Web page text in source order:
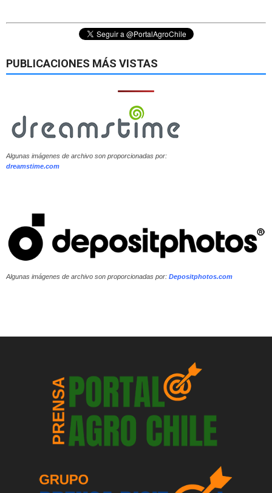
PUBLICACIONES MÁS VISTAS
Algunas imágenes de archivo son proporcionadas por:
dreamstime.com
Algunas imágenes de archivo son proporcionadas por: Depositphotos.com